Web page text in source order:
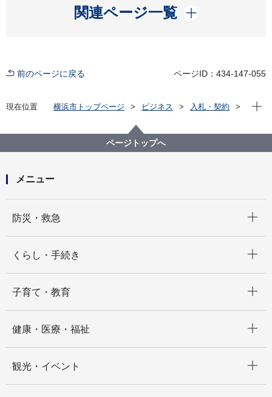
関連ページ一覧
開く
前のページに戻る ページID：434-147-055
現在位置 横浜市トップページ ビジネス
入札・契約
【入札結果掲載】本市施設資源物（古紙）上半期収集
運搬資源化業務委託（Ｆブロック）
現在
ページトップへ
メニュー
防災・救急
くらし・手続き
子育て・教育
健康・医療・福祉
観光・イベント